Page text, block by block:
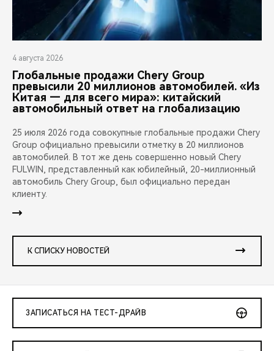
4 августа 2026
Глобальные продажи Chery Group
превысили 20 миллионов автомобилей. «Из
Китая — для всего мира»: китайский
автомобильный ответ на глобализацию
25 июля 2026 года совокупные глобальные продажи Chery
Group официально превысили отметку в 20 миллионов
автомобилей. В тот же день совершенно новый Chery
FULWIN, представленный как юбилейный, 20-миллионный
автомобиль Chery Group, был официально передан
клиенту.
К СПИСКУ НОВОСТЕЙ
ЗАПИСАТЬСЯ НА ТЕСТ-ДРАЙВ